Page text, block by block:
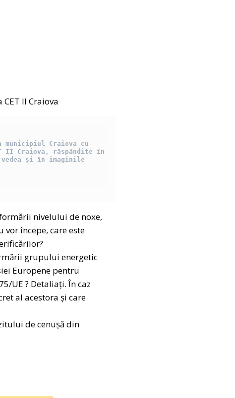
II Craiova
municipiul Craiova cu
II Craiova, răspândite în
vedea și în imaginile
nivelului de noxe,
vor începe, care este
grupului energetic
Europene pentru
UE ? Detaliați. În caz
al acestora și care
de cenușă din